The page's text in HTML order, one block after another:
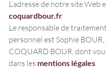
L’adresse de notre site Web
coquardbour.fr
Le responsable de
personnel est Sophie
COQUARD BOUR, dont
dans les mentions légales.